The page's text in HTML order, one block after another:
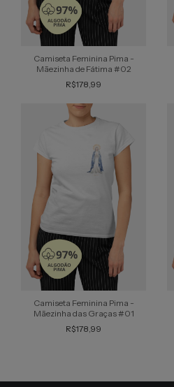
Camiseta Feminina Pima -
Mãezinha de Fátima #02
R$178,99
Camiseta Feminina Pima -
Mãezinha das Graças #01
R$178,99